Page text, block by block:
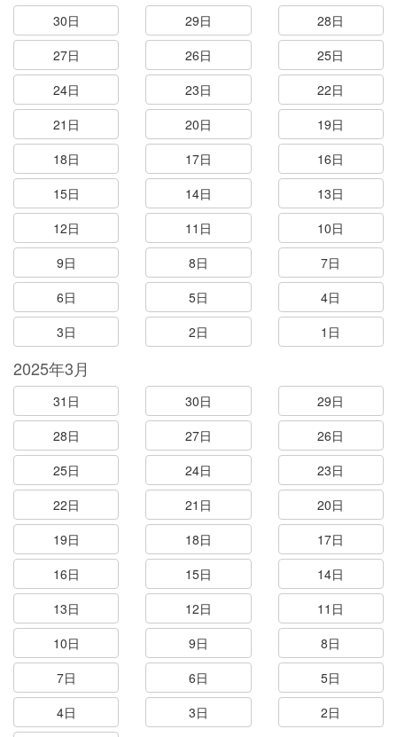
30日 29日
28日
27日
26日
25日
24日
23日
22日
21日
20日
19日
18日
17日
16日
15日
14日
13日
12日
11日
10日
9日
8日
7日
6日
5日
4日
3日
2日 1日
2025年3月
31日 30日
29日
28日
27日
26日
25日
24日
23日
22日
21日
20日
19日
18日
17日
16日
15日
14日
13日
12日
11日
10日
9日
8日
7日
6日
5日
4日
3日
2日